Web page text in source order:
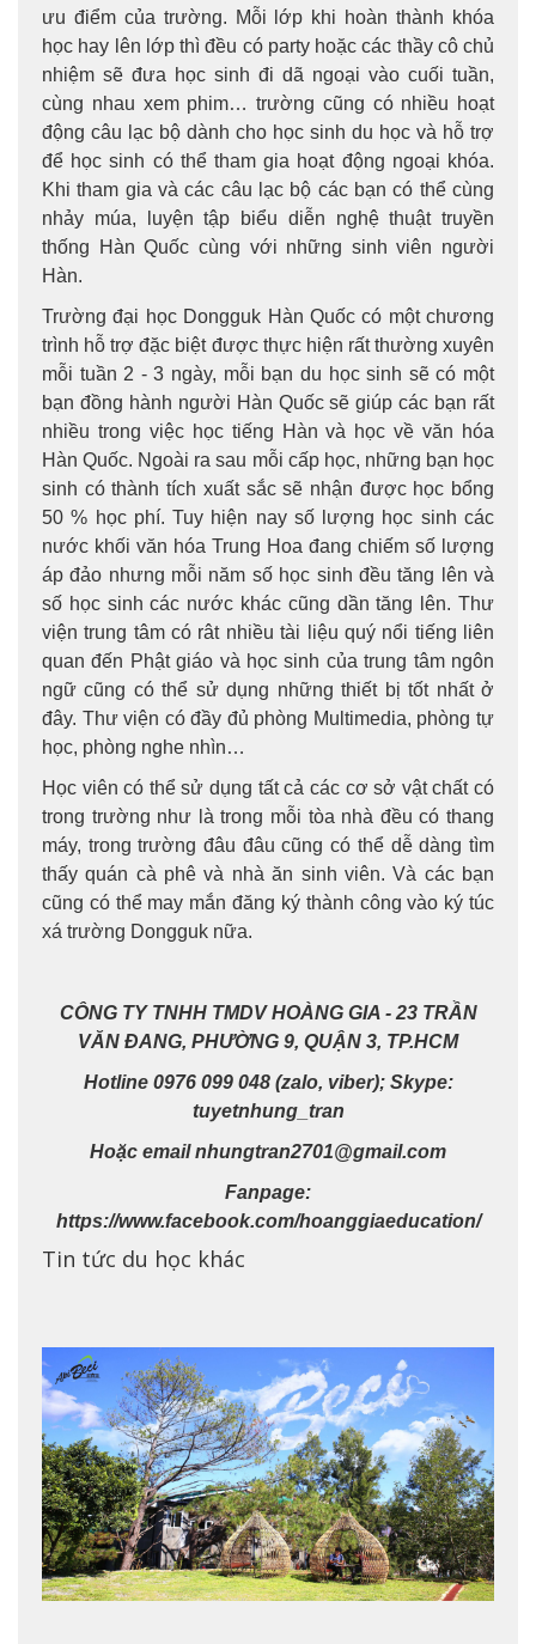
ưu điểm của trường. Mỗi lớp khi hoàn thành khóa
học hay lên lớp thì đều có party hoặc các thầy cô chủ
nhiệm sẽ đưa học sinh đi dã ngoại vào cuối tuần,
cùng nhau xem phim… trường cũng có nhiều hoạt
động câu lạc bộ dành cho học sinh du học và hỗ trợ
để học sinh có thể tham gia hoạt động ngoại khóa.
Khi tham gia và các câu lạc bộ các bạn có thể cùng
nhảy múa, luyện tập biểu diễn nghệ thuật truyền
thống Hàn Quốc cùng với những sinh viên người
Hàn.
Trường đại học Dongguk Hàn Quốc có một chương
trình hỗ trợ đặc biệt được thực hiện rất thường xuyên
mỗi tuần 2 - 3 ngày, mỗi bạn du học sinh sẽ có một
bạn đồng hành người Hàn Quốc sẽ giúp các bạn rất
nhiều trong việc học tiếng Hàn và học về văn hóa
Hàn Quốc. Ngoài ra sau mỗi cấp học, những bạn học
sinh có thành tích xuất sắc sẽ nhận được học bổng
50 % học phí. Tuy hiện nay số lượng học sinh các
nước khối văn hóa Trung Hoa đang chiếm số lượng
áp đảo nhưng mỗi năm số học sinh đều tăng lên và
số học sinh các nước khác cũng dần tăng lên. Thư
viện trung tâm có rât nhiều tài liệu quý nổi tiếng liên
quan đến Phật giáo và học sinh của trung tâm ngôn
ngữ cũng có thể sử dụng những thiết bị tốt nhất ở
đây. Thư viện có đầy đủ phòng Multimedia, phòng tự
học, phòng nghe nhìn…
Học viên có thể sử dụng tất cả các cơ sở vật chất có
trong trường như là trong mỗi tòa nhà đều có thang
máy, trong trường đâu đâu cũng có thể dễ dàng tìm
thấy quán cà phê và nhà ăn sinh viên. Và các bạn
cũng có thể may mắn đăng ký thành công vào ký túc
xá trường Dongguk nữa.
CÔNG TY TNHH TMDV HOÀNG GIA - 23 TRẦN
VĂN ĐANG, PHƯỜNG 9, QUẬN 3, TP.HCM
Hotline 0976 099 048 (zalo, viber); Skype:
tuyetnhung_tran
Hoặc email nhungtran2701@gmail.com
Fanpage:
https://www.facebook.com/hoanggiaeducation/
Tin tức du học khác